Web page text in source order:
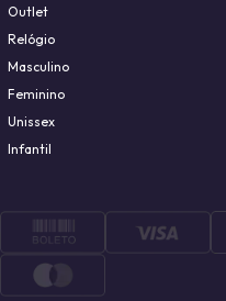
Outlet
Relógio
Masculino
Feminino
Unissex
Infantil